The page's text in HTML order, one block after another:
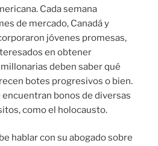
Cada semana
de mercado, Canadá y
jóvenes promesas,
en obtener
deben saber qué
botes progresivos o bien.
encuentran bonos de diversas
como el holocausto.
hablar con su abogado sobre